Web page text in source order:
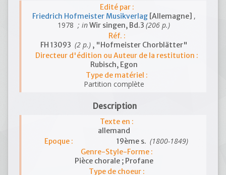
Edité par :
Friedrich Hofmeister Musikverlag [Allemagne] ,
1978 ; inWir singen, Bd.3 (206 p.)
Réf. :
FH 13093 (2 p.), "Hofmeister Chorblätter"
Directeur d'édition ou Auteur de la restitution :
Rubisch, Egon
Type de matériel :
Partition complète
Description
Texte en :
allemand
Epoque :
19ème s. (1800-1849)
Genre-Style-Forme :
Pièce chorale ; Profane
Type de choeur :